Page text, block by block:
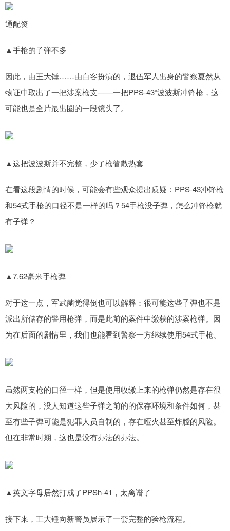
通配资
▲手枪的子弹不多
因此，由王大锤……由白客扮演的，退伍军人出身的警察夏然从
物证中取出了一把涉案枪支——一把PPS-43“波波斯冲锋枪，这
可能也是全片最出圈的一段镜头了。
▲这把波波斯并不完整，少了枪管散热套
在看这段剧情的时候，可能会有些观众提出质疑：PPS-43冲锋枪
和54式手枪的口径不是一样的吗？54手枪没子弹，怎么冲锋枪就
有子弹？
▲7.62毫米手枪弹
对于这一点，军武菌觉得倒也可以解释：很可能这些子弹也不是
派出所储存的警用枪弹，而是此前的案件中缴获的涉案枪弹。因
为在后面的剧情里，我们也能看到警察一方继续使用54式手枪。
虽然两支枪的口径一样，但是使用收缴上来的枪弹仍然是存在很
大风险的，没人知道这些子弹之前的的保存环境和条件如何，甚
至有些子弹可能是犯罪人员自制的，存在哑火甚至炸膛的风险。
但在非常时期，这也是没有办法的办法。
▲英文字母居然打成了PPSh-41，太离谱了
接下来，王大锤向新警员展示了一套完整的验枪流程。